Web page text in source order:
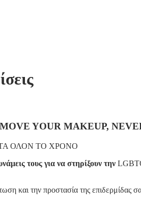
YOUR MAKEUP,
ΟΛΟΝ ΤΟ ΧΡΟΝΟ
τους για να στηρίξουν την
και την προστασία της